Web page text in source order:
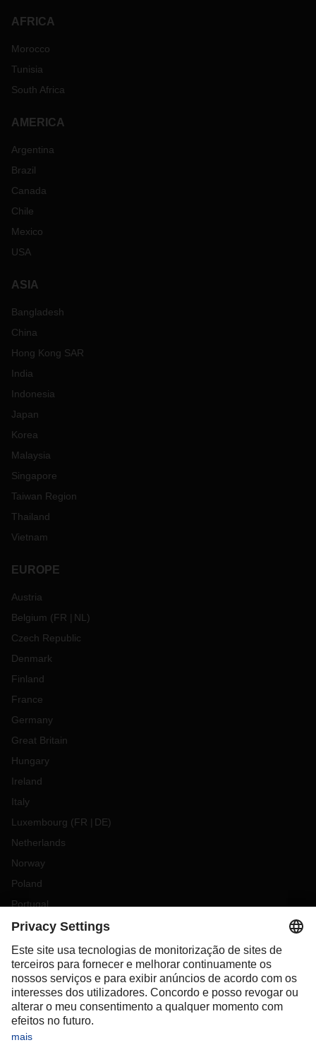
AFRICA
Morocco
Tunisia
South Africa
AMERICA
Argentina
Brazil
Canada
Chile
Mexico
USA
ASIA
Bangladesh
China
Hong Kong SAR
India
Indonesia
Japan
Korea
Malaysia
Singapore
Taiwan Region
Thailand
Vietnam
EUROPE
Austria
Belgium (FR NL )
Czech Republic
Denmark
Finland
France
Germany
Great Britain
Hungary
Ireland
Italy
Luxembourg (FR DE)
Netherlands
Norway
Poland
Portugal
Romania
Slovakia
Spain
Sweden
Switzerland (DE FR)
Türkiye